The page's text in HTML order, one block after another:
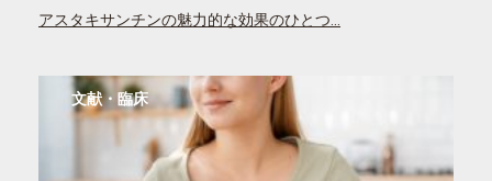
アスタキサンチンの魅力的な効果のひとつ…
文献・臨床